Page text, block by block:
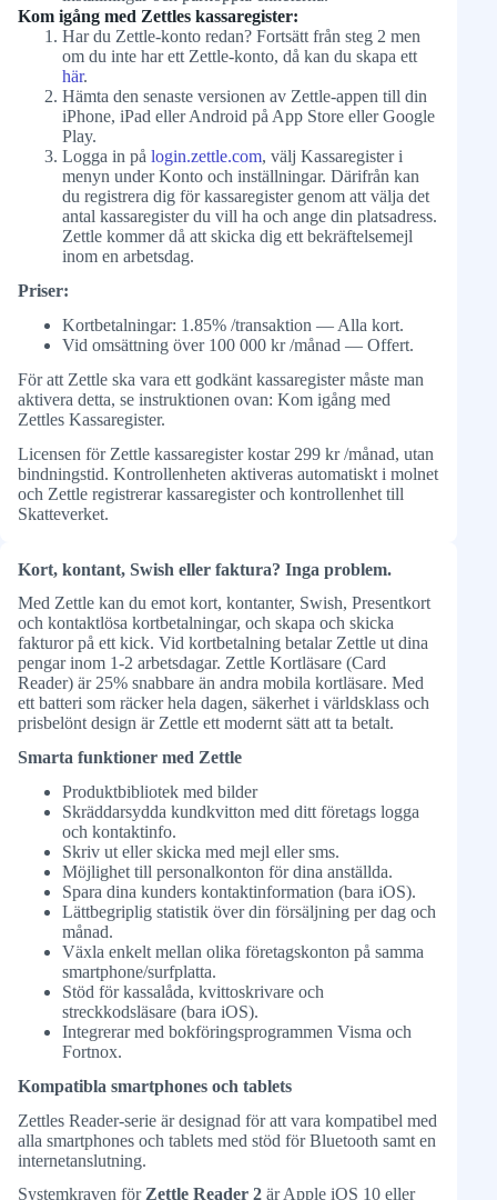
Kom igång med Zettles kassaregister:
Har du Zettle-konto redan? Fortsätt från steg 2 men
om du inte har ett Zettle-konto, då kan du skapa ett
här.
Hämta den senaste versionen av Zettle-appen till din
iPhone, iPad eller Android på App Store eller Google
Play.
Logga in på login.zettle.com, välj Kassaregister i
menyn under Konto och inställningar. Därifrån kan
du registrera dig för kassaregister genom att välja det
antal kassaregister du vill ha och ange din platsadress.
Zettle kommer då att skicka dig ett bekräftelsemejl
inom en arbetsdag.
Priser:
Kortbetalningar: 1.85% /transaktion — Alla kort.
Vid omsättning över 100 000 kr /månad — Offert.
För att Zettle ska vara ett godkänt kassaregister måste man
aktivera detta, se instruktionen ovan: Kom igång med
Zettles Kassaregister.
Licensen för Zettle kassaregister kostar 299 kr /månad, utan
bindningstid. Kontrollenheten aktiveras automatiskt i molnet
och Zettle registrerar kassaregister och kontrollenhet till
Skatteverket.
Kort, kontant, Swish eller faktura? Inga problem.
Med Zettle kan du emot kort, kontanter, Swish, Presentkort
och kontaktlösa kortbetalningar, och skapa och skicka
fakturor på ett kick. Vid kortbetalning betalar Zettle ut dina
pengar inom 1-2 arbetsdagar. Zettle Kortläsare (Card
Reader) är 25% snabbare än andra mobila kortläsare. Med
ett batteri som räcker hela dagen, säkerhet i världsklass och
prisbelönt design är Zettle ett modernt sätt att ta betalt.
Smarta funktioner med Zettle
Produktbibliotek med bilder
Skräddarsydda kundkvitton med ditt företags logga
och kontaktinfo.
Skriv ut eller skicka med mejl eller sms.
Möjlighet till personalkonton för dina anställda.
Spara dina kunders kontaktinformation (bara iOS).
Lättbegriplig statistik över din försäljning per dag och
månad.
Växla enkelt mellan olika företagskonton på samma
smartphone/surfplatta.
Stöd för kassalåda, kvittoskrivare och
streckkodsläsare (bara iOS).
Integrerar med bokföringsprogrammen Visma och
Fortnox.
Kompatibla smartphones och tablets
Zettles Reader-serie är designad för att vara kompatibel med
alla smartphones och tablets med stöd för Bluetooth samt en
internetanslutning.
Systemkraven för Zettle Reader 2 är Apple iOS 10 eller